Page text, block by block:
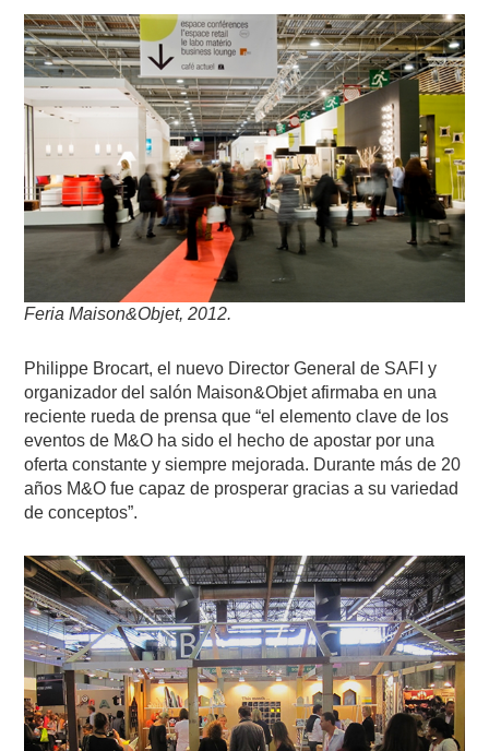
Feria Maison&Objet, 2012.
Philippe Brocart, el nuevo Director General de SAFI y
organizador del salón Maison&Objet afirmaba en una
reciente rueda de prensa que “el elemento clave de los
eventos de M&O ha sido el hecho de apostar por una
oferta constante y siempre mejorada. Durante más de 20
años M&O fue capaz de prosperar gracias a su variedad
de conceptos”.